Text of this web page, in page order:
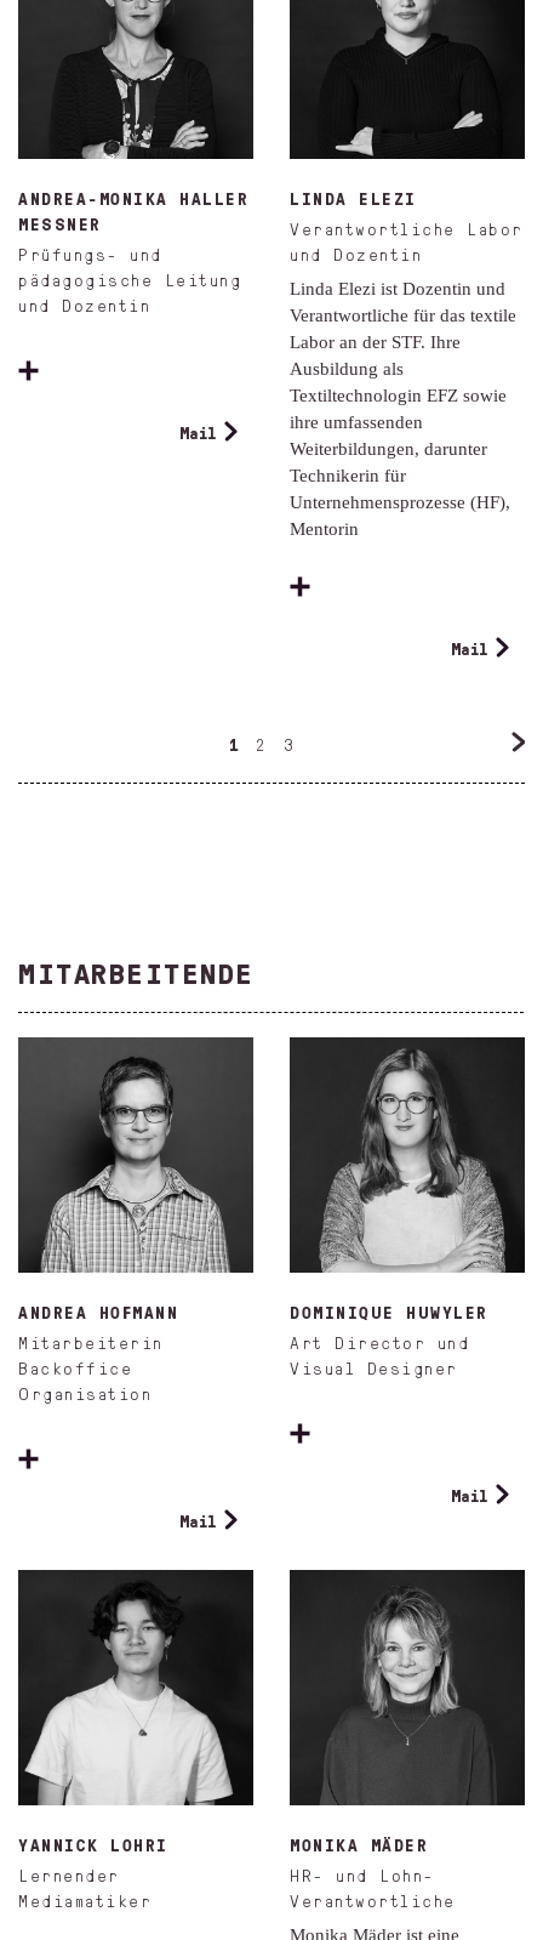
ANDREA-MONIKA HALLER
MESSNER
Prüfungs- und
pädagogische Leitung
und Dozentin
Mail
LINDA ELEZI
Verantwortliche Labor
und Dozentin
Linda Elezi ist Dozentin und
Verantwortliche für das textile
Labor an der STF. Ihre
Ausbildung als
Textiltechnologin EFZ sowie
ihre umfassenden
Weiterbildungen, darunter
Technikerin für
Unternehmensprozesse (HF),
Mentorin
Mail
1 2 3
MITARBEITENDE
ANDREA HOFMANN
Mitarbeiterin
Backoffice
Organisation
Mail
DOMINIQUE HUWYLER
Art Director und
Visual Designer
Mail
YANNICK LOHRI
Lernender
Mediamatiker
MONIKA MÄDER
HR- und Lohn-
Verantwortliche
Monika Mäder ist eine